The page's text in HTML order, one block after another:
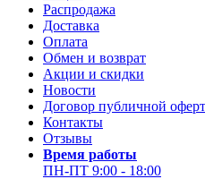
Распродажа
Доставка
Оплата
Обмен и возврат
Акции и скидки
Новости
Договор публичной
Контакты
Отзывы
Время работы
ПН-ПТ 9:00 - 18:00